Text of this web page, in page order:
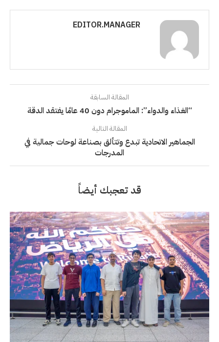
EDITOR.MANAGER
المقالة السابقة
“الغذاء والدواء”: الماموجرام دون 40 عامًا يفتقد الدقة
المقالة التالية
الجماهير الاتحادية تبدع وتتألق بصناعة لوحات جمالية في
المدرجات
قد تعجبك أيضاً